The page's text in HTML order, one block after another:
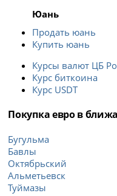
Юань
Продать юань
Купить юань
Курсы валют ЦБ
Курс биткоина
Курс USDT
Покупка евро в
Бугульма
Бавлы
Октябрьский
Альметьевск
Туймазы